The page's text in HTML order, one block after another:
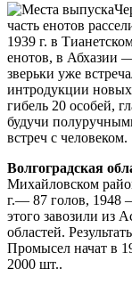
часть енотов
1939 г. в
енотов, в Абхазии
зверьки уже
интродукции новых
гибель 20 особей,
будучи
встреч с человеком.
Волгоградская
Михайловском
г.— 87 голов, 1948
этого завозили из
областей.
Промысел начат в
2000 шт..